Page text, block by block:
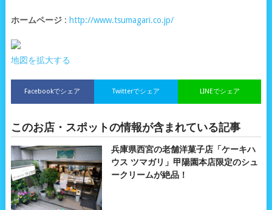
ホームページ: http://www.tsumagari.co.jp/
地図を拡大する
Facebookでシェア LINEでシェア
Twitterでシェア
このお店・スポットの情報が含まれている記事
兵庫県西宮の老舗洋菓子店「ケーキハ
ウス ツマガリ」甲陽園本店限定のシュ
ークリームが絶品！